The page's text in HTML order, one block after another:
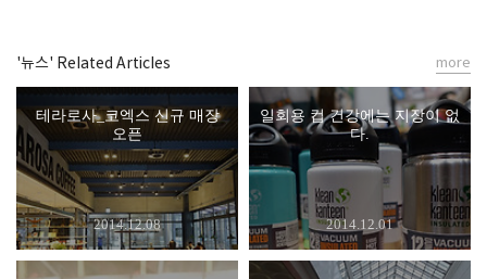
'뉴스' Related Articles
테라로사_코엑스 신규 매장
오픈
2014.12.08
일회용 컵 건강에는 지장이 없
다.
2014.12.01
more